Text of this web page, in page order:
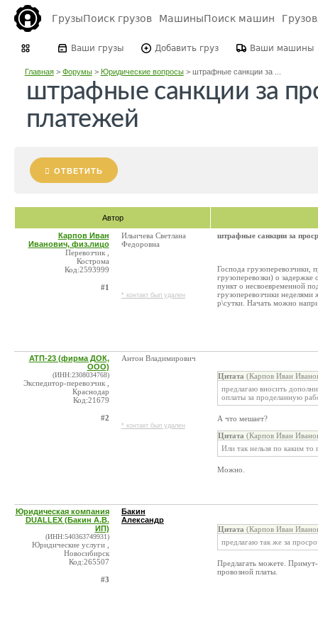
ГрузыПоиск грузов МашиныПоиск машин
Ваши грузы Добавить груз Ваши машины
Главная> Форумы> Юридические вопросы> штрафные санкции за ...
штрафные санкции за
платежей
ОТВЕТИТЬ
Автор
Карпов Иван
Иванович, физ.лицо
Перевозчик ,
Кострома
Код:2593999
#1
Ильичева Светлана
Федоровна
* контакт был удален
штрафные санкции за
Господа грузоперевозчики,
грузоперевозки) о задержке
пункт о несвоевременной
грузоперевозчики
р\сутки. Начать можно
АТП-23 (фирма ДОК,
ООО)
(ИНН:2308034768)
Экспедитор-перевозчик ,
Краснодар
Код:21679
#2
Антон Владимирович
* контакт был удален
Цитата (Карпов Иван
предлагаю вносить
оплаты за проделанную
А что мешает?
Цитата (Карпов Иван
Или так нельзя по каким то
Можно.
Юридическая компания
DUALLEX (Бакин А.В.
ИП)
(ИНН:540363749931)
Юридические услуги ,
Новосибирск
Код:265507
#3
Бакин
Александр
Цитата (Карпов Иван
предлагаю так же за
Предлагать можете. Примут-
провозной платы.